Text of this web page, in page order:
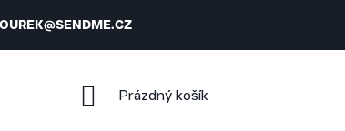
NÁKUPNÍ
Prázdný košík